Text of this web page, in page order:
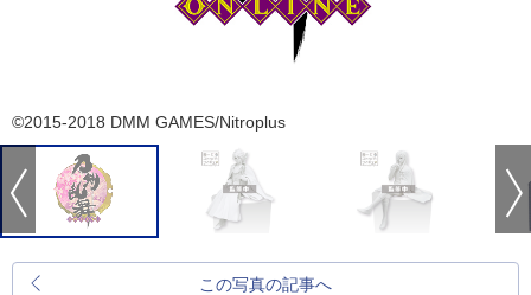
©2015-2018 DMM GAMES/Nitroplus
この写真の記事へ